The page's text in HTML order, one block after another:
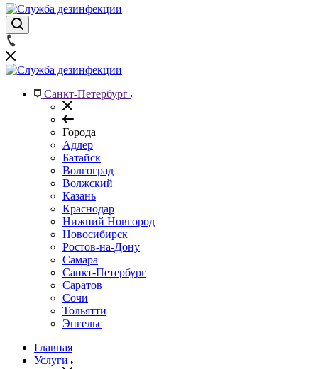
Санкт-Петербург
Города
Адлер
Батайск
Волгоград
Волжский
Казань
Краснодар
Нижний Новгород
Новосибирск
Ростов-на-Дону
Самара
Санкт-Петербург
Саратов
Сочи
Тольятти
Энгельс
Главная
Услуги